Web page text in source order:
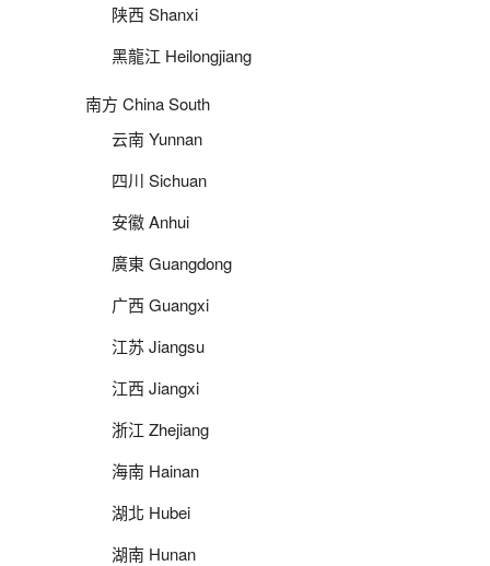
陕西 Shanxi
黑龍江 Heilongjiang
南方 China South
云南 Yunnan
四川 Sichuan
安徽 Anhui
廣東 Guangdong
广西 Guangxi
江苏 Jiangsu
江西 Jiangxi
浙江 Zhejiang
海南 Hainan
湖北 Hubei
湖南 Hunan